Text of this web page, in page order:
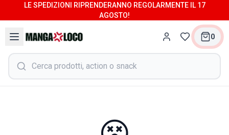
LE SPEDIZIONI RIPRENDERANNO REGOLARMENTE IL 17
AGOSTO!
0